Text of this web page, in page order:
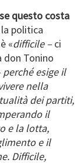
questo costa
la politica
«difficile – ci
don Tonino
perché esige il
nella
dei partiti,
il
e la lotta,
e il
Difficile,